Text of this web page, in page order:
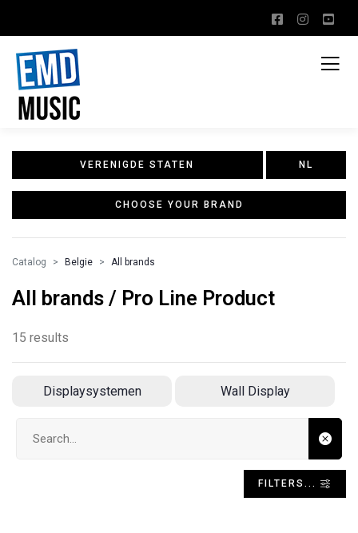
VERENIGDE STATEN NL
CHOOSE YOUR BRAND
Catalog Belgie All brands
All brands / Pro Line Product
15 results
Displaysystemen Wall Display
FILTERS...